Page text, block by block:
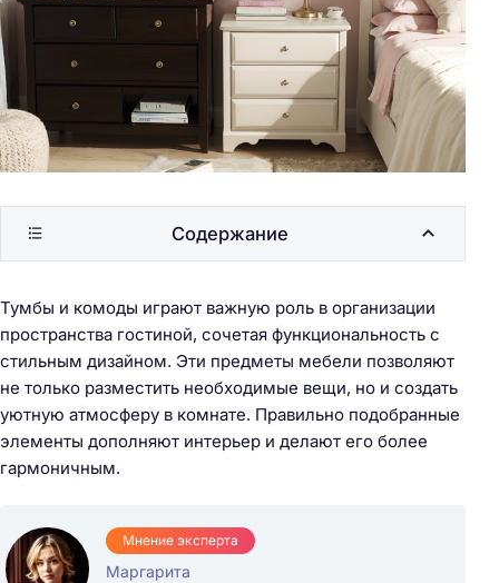
Тумбы и комоды играют важную роль в организации
пространства гостиной, сочетая функциональность с
стильным дизайном. Эти предметы мебели позволяют
не только разместить необходимые вещи, но и создать
уютную атмосферу в комнате. Правильно подобранные
элементы дополняют интерьер и делают его более
гармоничным.
Мнение эксперта
Маргарита
Содержание